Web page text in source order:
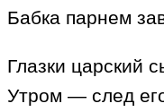
Бабка парнем
Глазки царский
Утром — след